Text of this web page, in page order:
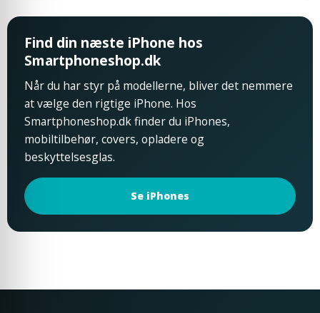
Find din næste iPhone hos
Smartphoneshop.dk
Når du har styr på modellerne, bliver det nemmere
at vælge den rigtige iPhone. Hos
Smartphoneshop.dk finder du iPhones,
mobiltilbehør, covers, opladere og
beskyttelsesglas.
Se iPhones